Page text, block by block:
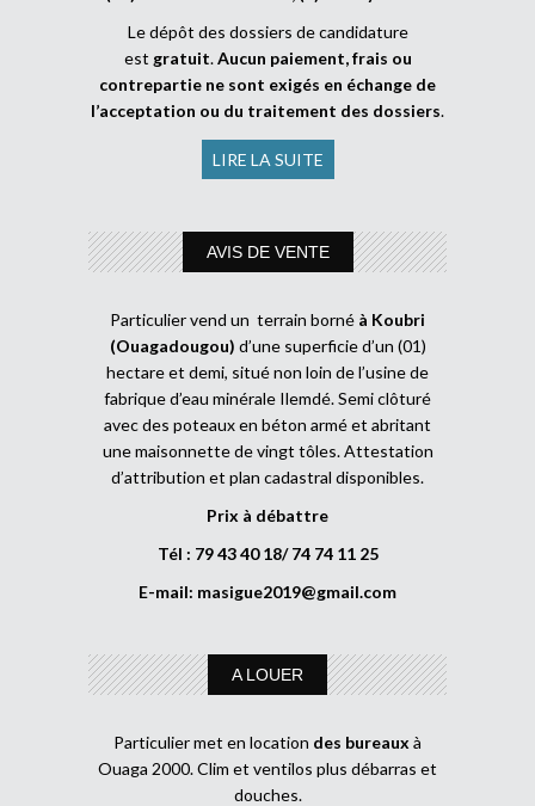
Le dépôt des dossiers de candidature
est gratuit.Aucun paiement, frais ou
contrepartie ne sont exigés en échange de
l’acceptation ou du traitement des dossiers.
LIRE LA SUITE
AVIS DE VENTE
Particulier vend un terrain borné à Koubri
(Ouagadougou) d’une superficie d’un (01)
hectare et demi, situé non loin de l’usine de
fabrique d’eau minérale Ilemdé. Semi clôturé
avec des poteaux en béton armé et abritant
une maisonnette de vingt tôles. Attestation
d’attribution et plan cadastral disponibles.
Prix à débattre
Tél : 79 43 40 18/ 74 74 11 25
E-mail: masigue2019@gmail.com
A LOUER
Particulier met en location des bureaux à
Ouaga 2000. Clim et ventilos plus débarras et
douches.